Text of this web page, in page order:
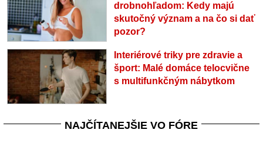
drobnohľadom: Kedy majú
skutočný význam a na čo si dať
pozor?
Interiérové triky pre zdravie a
šport: Malé domáce telocvične
s multifunkčným nábytkom
NAJČÍTANEJŠIE VO FÓRE